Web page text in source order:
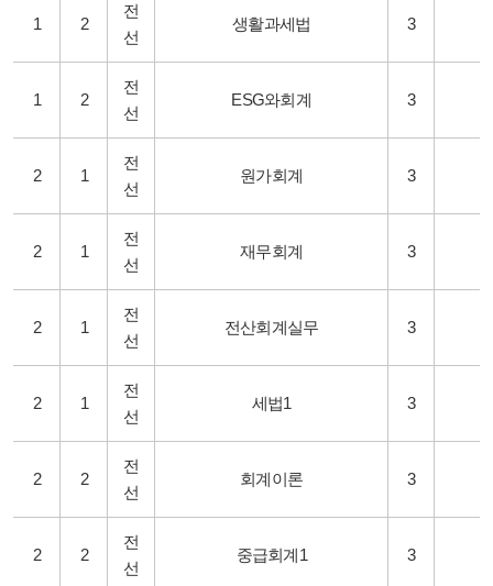
1 2
전
선
생활과세법 3
1 2
전
선
ESG와회계 3
2 1
전
선
원가회계 3
2 1
전
선
재무회계 3
2 1
전
선
전산회계실무 3
2 1
전
선
세법1 3
2 2
전
선
회계이론 3
2 2
전
선
중급회계1 3